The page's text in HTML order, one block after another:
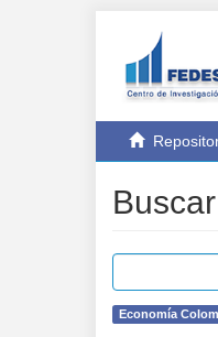
Buscar
Economía